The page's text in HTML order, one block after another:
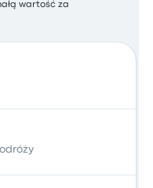
wartość za